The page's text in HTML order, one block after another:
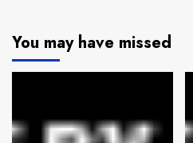
You may have missed